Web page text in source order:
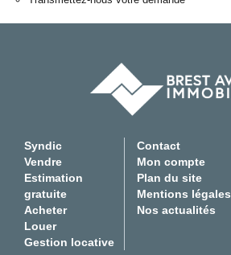
02 98 44 56 78
Mon compte
Syndic
Vendre
Estimation
gratuite
Acheter
Louer
Gestion locative
Contact
Mon compte
Plan du site
Mentions légales
Nos actualités